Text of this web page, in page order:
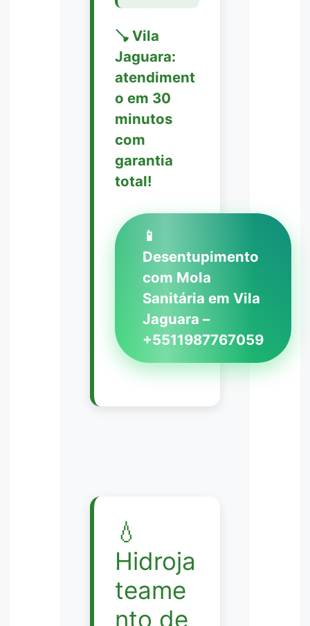
🪠 Vila
Jaguara:
atendiment
o em 30
minutos
com
garantia
total!
📱
Desentupimento
com Mola
Sanitária em Vila
Jaguara –
+5511987767059
💧
Hidroja
teame
nto de